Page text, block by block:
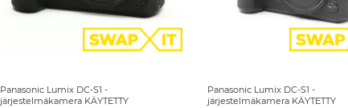
Panasonic Lumix DC-S1 -
järjestelmäkamera KÄYTETTY
Panasonic Lumix DC-S1 -
järjestelmäkamera KÄYTETTY